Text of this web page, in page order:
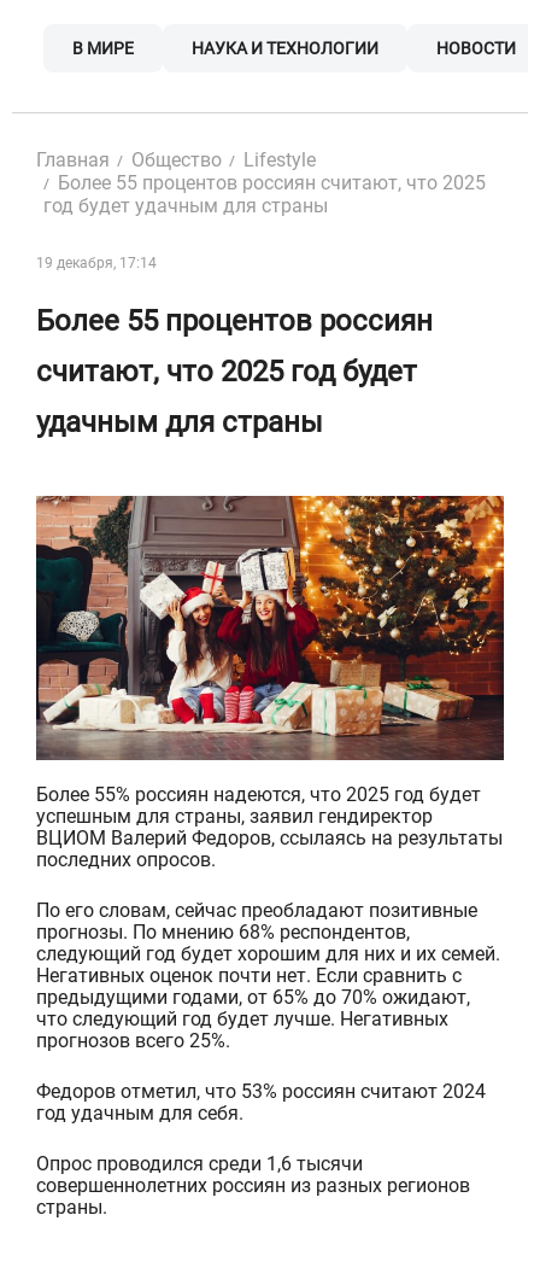
В МИРЕ НАУКА И ТЕХНОЛОГИИ НОВОСТИ
Главная Общество
Lifestyle
Более 55 процентов россиян считают, что 2025
год будет удачным для страны
19 декабря, 17:14
Более 55 процентов россиян
считают, что 2025 год будет
удачным для страны
Более 55% россиян надеются, что 2025 год будет
успешным для страны, заявил гендиректор
ВЦИОМ Валерий Федоров, ссылаясь на результаты
последних опросов.
По его словам, сейчас преобладают позитивные
прогнозы. По мнению 68% респондентов,
следующий год будет хорошим для них и их семей.
Негативных оценок почти нет. Если сравнить с
предыдущими годами, от 65% до 70% ожидают,
что следующий год будет лучше. Негативных
прогнозов всего 25%.
Федоров отметил, что 53% россиян считают 2024
год удачным для себя.
Опрос проводился среди 1,6 тысячи
совершеннолетних россиян из разных регионов
страны.